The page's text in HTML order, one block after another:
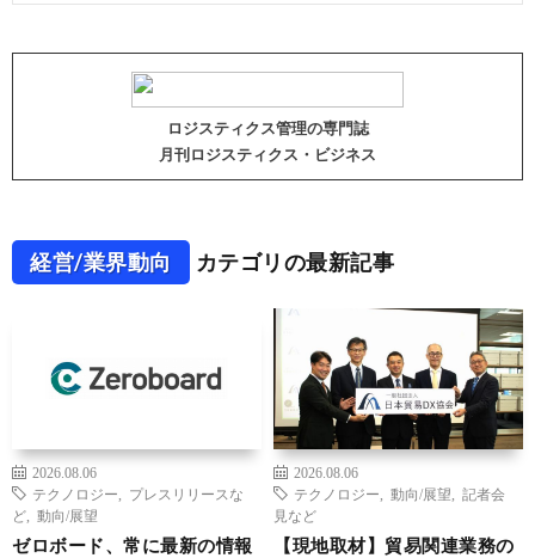
ロジスティクス管理の専門誌
月刊ロジスティクス・ビジネス
経営/業界動向 カテゴリの最新記事
2026.08.06
テクノロジー
プレスリリースな
ど
動向/展望
ゼロボード、常に最新の情報
2026.08.06
テクノロジー
動向/展望
記者会
見など
【現地取材】貿易関連業務の